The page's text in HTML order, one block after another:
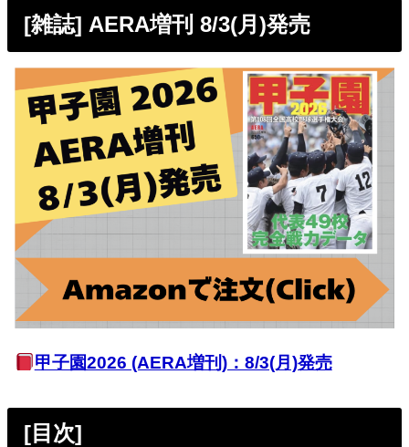
[雑誌] AERA増刊 8/3(月)発売
甲子園2026 (AERA増刊)：8/3(月)発売
[目次]